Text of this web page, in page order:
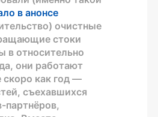
в анонсе
очистные
стоки
в относительно
они работают
как год —
съехавшихся
партнёров,